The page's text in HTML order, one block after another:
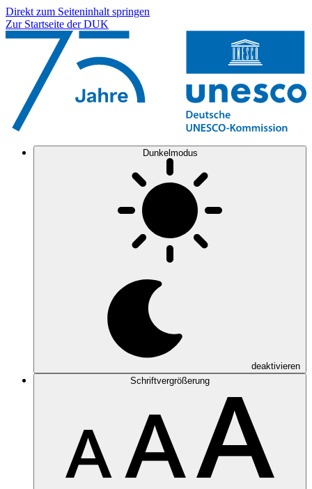
Direkt zum Seiteninhalt springen
Zur Startseite der DUK
Dunkelmodus
deaktivieren
Schriftvergrößerung